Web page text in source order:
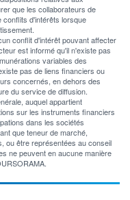
que les collaborateurs de
conflits d'intérêts lorsque
conflit d'intérêt pouvant affecter
est informé qu'il n'existe pas
variables des
pas de liens financiers ou
concernés, en dehors des
du service de diffusion.
auquel appartient
sur les instruments financiers
dans les sociétés
que teneur de marché,
ou être représentées au conseil
ne peuvent en aucune manière